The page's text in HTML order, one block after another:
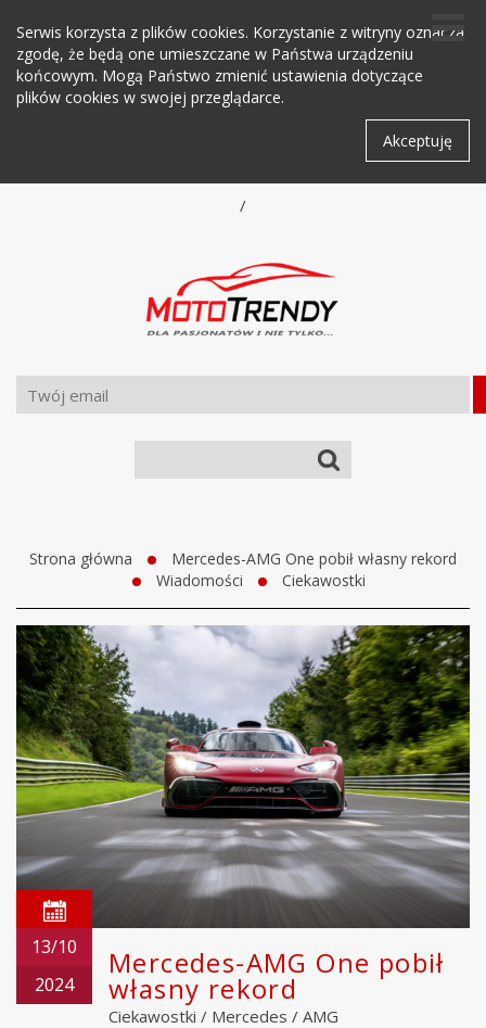
Serwis korzysta z plików cookies. Korzystanie z witryny oznacza
zgodę, że będą one umieszczane w Państwa urządzeniu
końcowym. Mogą Państwo zmienić ustawienia dotyczące
plików cookies w swojej przeglądarce.
Akceptuję
/
Strona główna
Mercedes-AMG One pobił własny rekord
Wiadomości
Ciekawostki
13/10
2024
Mercedes-AMG One pobił
własny rekord
Ciekawostki / Mercedes / AMG